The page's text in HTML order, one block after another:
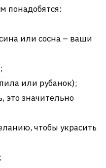
понадобятся:
или сосна – ваши
или рубанок);
это значительно
чтобы украсить